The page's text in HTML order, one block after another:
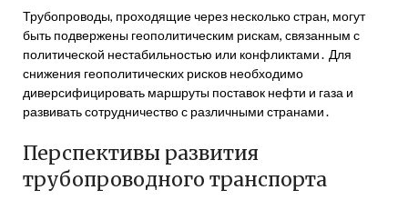
Трубопроводы, проходящие через несколько стран, могут
быть подвержены геополитическим рискам, связанным с
политической нестабильностью или конфликтами․ Для
снижения геополитических рисков необходимо
диверсифицировать маршруты поставок нефти и газа и
развивать сотрудничество с различными странами․
Перспективы развития
трубопроводного транспорта